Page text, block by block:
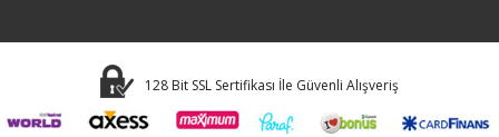
Elastan-Viskon-Polyester
128 Bit SSL Sertifikası İle Güvenli Alışveriş